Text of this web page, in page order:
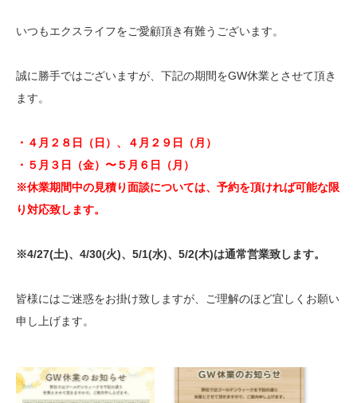
いつもエクスライフをご愛顧頂き有難うございます。
誠に勝手ではございますが、下記の期間をGW休業とさせて頂き
ます。
・４月２８日（日）、４月２９日（月）
・５月３日（金）〜５月６日（月）
※休業期間中の見積り面談については、予約を頂ければ可能な限
り対応致します。
※4/27(土)、4/30(火)、5/1(水)、5/2(木)は通常営業致します。
皆様にはご迷惑をお掛け致しますが、ご理解のほど宜しくお願い
申し上げます。